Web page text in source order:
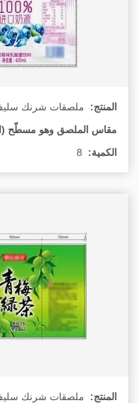
المنتج:
ملصقات شرنك
مقاس الملصق وهو مسطّح
الكمية:
8
المنتج:
ملصقات شرنك